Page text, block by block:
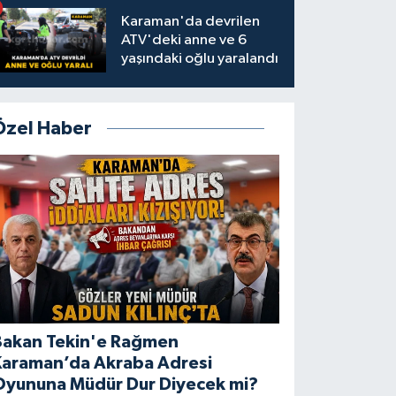
Karaman'da devrilen
ATV'deki anne ve 6
yaşındaki oğlu yaralandı
Haber
Tekin'e Rağmen
Akraba Adresi
Müdür Dur Diyecek mi?